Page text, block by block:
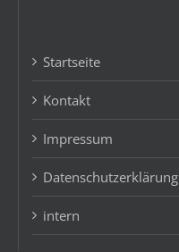
Startseite
Kontakt
Impressum
Datenschutzerklärung
intern